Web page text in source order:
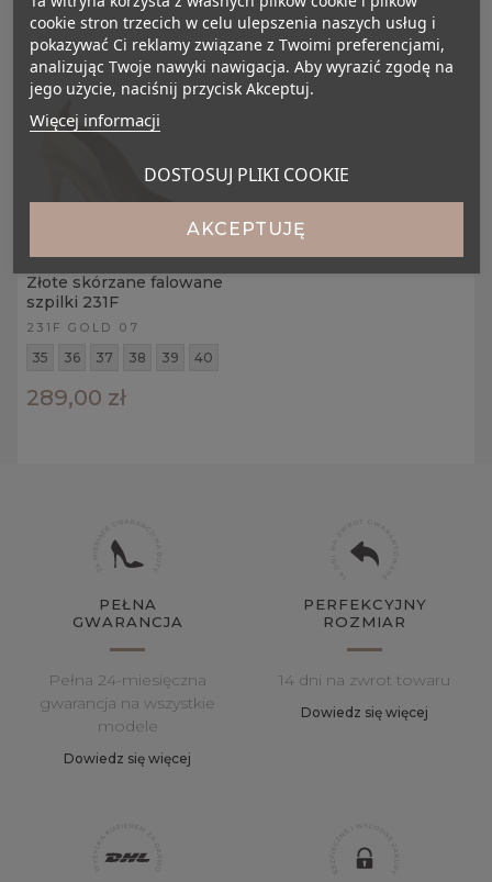
Złote skórzane falowane
szpilki 231F
231F GOLD 07
35 36 37 38 39 40
289,00 zł
PEŁNA
GWARANCJA
Pełna 24-miesięczna
gwarancja na wszystkie
modele
Dowiedz się więcej
PERFEKCYJNY
ROZMIAR
14 dni na zwrot towaru
Dowiedz się więcej
cookie stron trzecich w celu ulepszenia naszych usług i
pokazywać Ci reklamy związane z Twoimi preferencjami,
analizując Twoje nawyki nawigacja. Aby wyrazić zgodę na
jego użycie, naciśnij przycisk Akceptuj.
Więcej informacji
DOSTOSUJ PLIKI COOKIE
AKCEPTUJĘ